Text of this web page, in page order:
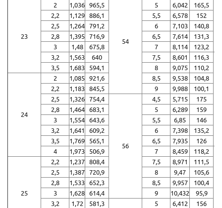
54
23
2 1,036 965,5 5 6,042
165,5
2,2
1,129 886,1 5,5 6,578
152
2,5
1,264 791,2 6 7,103
140,8
2,8
1,395 716,9 6,5 7,614
131,3
3
1,48 675,8 7 8,114
123,2
3,2
1,563 640 7,5 8,601
116,3
3,5
1,683 594,1 8 9,075 110,2
24
2 1,085 921,6 8,5 9,538
104,8
2,2
1,183 845,5 9 9,988
100,1
2,5
1,326 754,4
56
4,5 5,715
175
2,8
1,464 683,1 5 6,289
159
3
1,554 643,6 5,5 6,85
146
3,2
1,641 609,2 6 7,398
135,2
3,5
1,769 565,1 6,5 7,935
126
4
1,973 506,9 7 8,459 118,2
25
2,2 1,237 808,4 7,5 8,971
111,5
2,5
1,387 720,9 8 9,47
105,6
2,8
1,533 652,3 8,5 9,957
100,4
3
1,628 614,4 9 10,432
95,9
3,2
1,72 581,3 5 6,412
156